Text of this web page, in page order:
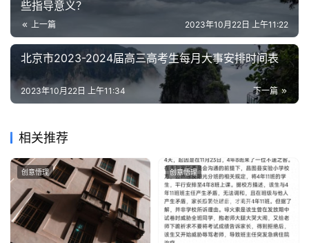
我
的
作
品
教
素
材
3.请各校按试卷保密协议，派两名教师携带盖章回执单按时
取卷。
4.请领取试卷后请及时清点试卷科目及数量，确保数量准
确。确认无误后，请不要在校内停留。
三、注意事项与要求
密室妥善保管。
3.考试结束，监考老师需认真填写考场记录单，将应考、实
考、缺考人数填写完整,并贴在答题卡袋正面，答题卡袋正
面需注明学校及科目。
4.主管领导要检查答题卡数量和条形码粘贴情况，确认后密
些指导意义？
上一篇 2023年10月22日 上午11:22
北京市2023-2024届高三高考生每月大事安排时间表
下一篇
2023年10月22日 上午11:34
相关推荐
创意悟理 创意悟理